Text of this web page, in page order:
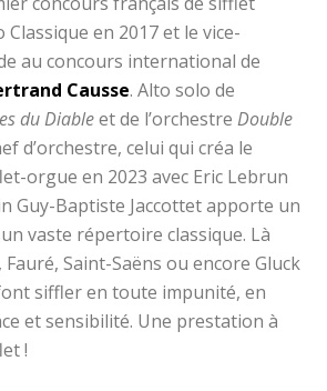
en 2017 et le vice-
au concours international de
Causse. Alto solo de
du Diableet de l’orchestre Double
d’orchestre, celui qui créa le
orgue en 2023 avec Eric Lebrun
Guy-Baptiste Jaccottet apporte un
vaste répertoire classique. Là
Saint-Saëns ou encore Gluck
siffler en toute impunité, en
et sensibilité. Une prestation à
!